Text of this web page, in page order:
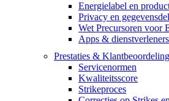
Energielabel en
Privacy en
Wet Precursoren voor
Apps &
Prestaties &
Servicenormen
Kwaliteitsscore
Strikeproces